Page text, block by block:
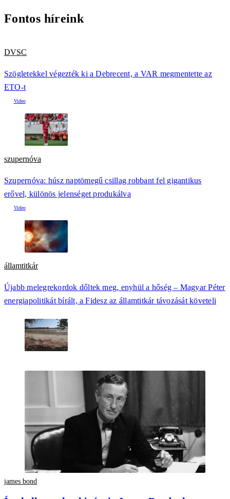
Fontos híreink
DVSC
Szögletekkel végezték ki a Debrecent, a VAR megmentette az
ETO-t
szupernóva
Szupernóva: húsz naptömegű csillag robbant fel gigantikus
erővel, különös jelenséget produkálva
államtitkár
Újabb melegrekordok dőltek meg, enyhül a hőség – Magyar Péter
energiapolitikát bírált, a Fidesz az államtitkár távozását követeli
james bond